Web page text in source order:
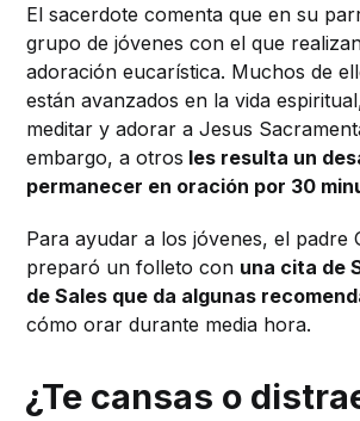
El sacerdote comenta que en su
grupo de jóvenes con el que
adoración eucarística. Muchos de
están avanzados en la vida
meditar y adorar a Jesus
embargo, a otros les resulta un
permanecer en oración por 30
Para ayudar a los jóvenes, el padre
preparó un folleto con una cita de
de Sales que da algunas
cómo orar durante media hora.
¿Te cansas o